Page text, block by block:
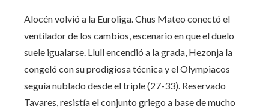
Alocén volvió a la Euroliga. Chus Mateo conectó el
ventilador de los cambios, escenario en que el duelo
suele igualarse. Llull encendió a la grada, Hezonja la
congeló con su prodigiosa técnica y el Olympiacos
seguía nublado desde el triple (27-33). Reservado
Tavares, resistía el conjunto griego a base de mucho